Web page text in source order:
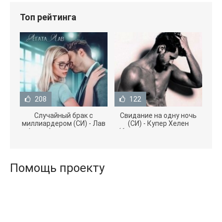
Топ рейтинга
208
Случайный брак с
миллиардером (СИ) - Лав
Агата (полная версия
122
Свидание на одну ночь
(СИ) - Купер Хелен
(бесплатные серии книг
Помощь проекту